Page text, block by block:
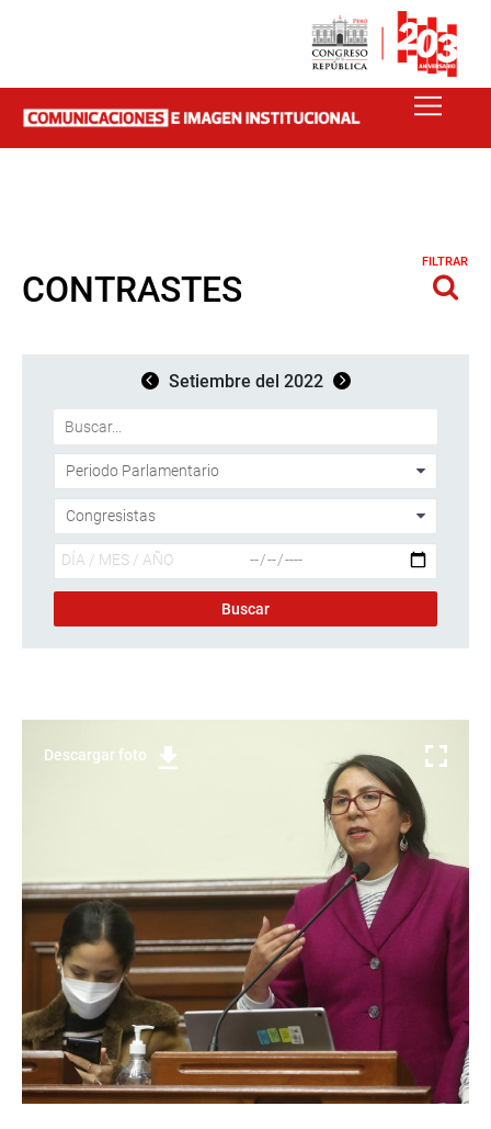
CONTRASTES
FILTRAR
Setiembre del 2022
Descargar foto